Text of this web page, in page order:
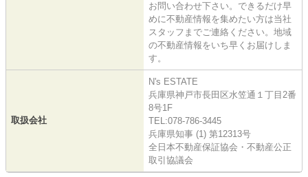
お問い合わせ下さい。できるだけ早
めに不動産情報を集めたい方は当社
スタッフまでご連絡ください。地域
の不動産情報をいち早くお届けしま
す。
取扱会社
N's ESTATE
兵庫県神戸市長田区水笠通１丁目2番
8号1F
TEL:078-786-3445
兵庫県知事 (1) 第12313号
全日本不動産保証協会・不動産公正
取引協議会